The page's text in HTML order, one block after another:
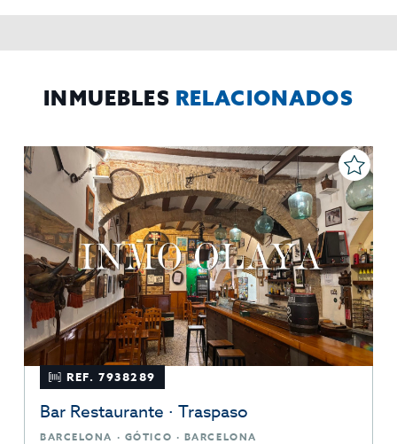
rectificar y suprimir los datos, solicitar la portabilidad de los
INMUEBLES RELACIONADOS
REF. 7938289
Bar Restaurante · Traspaso
BARCELONA · GÓTICO · BARCELONA